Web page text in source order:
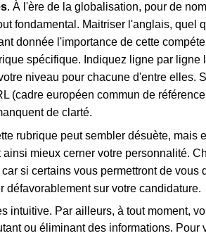
. À l'ère de la globalisation, pour de
fondamental. Maitriser l'anglais, quel
donnée l'importance de cette
spécifique. Indiquez ligne par ligne
niveau pour chacune d'entre elles.
(cadre européen commun de
de clarté.
rubrique peut sembler désuète, mais
mieux cerner votre personnalité.
si certains vous permettront de vous
défavorablement sur votre candidature.
intuitive. Par ailleurs, à tout moment,
ou éliminant des informations. Pour